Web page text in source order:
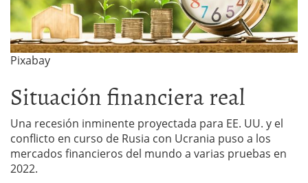
Pixabay
Situación financiera real
Una recesión inminente proyectada para EE. UU. y el
conflicto en curso de Rusia con Ucrania puso a los
mercados financieros del mundo a varias pruebas en
2022.